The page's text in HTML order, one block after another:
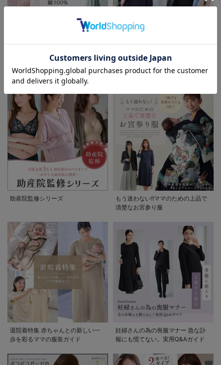
先輩ママに最も選ばれている!ぷく
ぷくダブルガーゼパジャマシリーズ
着回しが効く最新ハレの日スタイル
セレモニー6シーン
助産院監修シリーズ
もう迷わない!!ママのための上品で
清楚なお宮参り服
退院着特集 赤ちゃんとの新しい一
歩を彩るママの服装ガイド
妊婦さんの為の喪服マナー 急な訃
報にも慌てない。実用Q&Aガイド
お気に入り商品を確認する